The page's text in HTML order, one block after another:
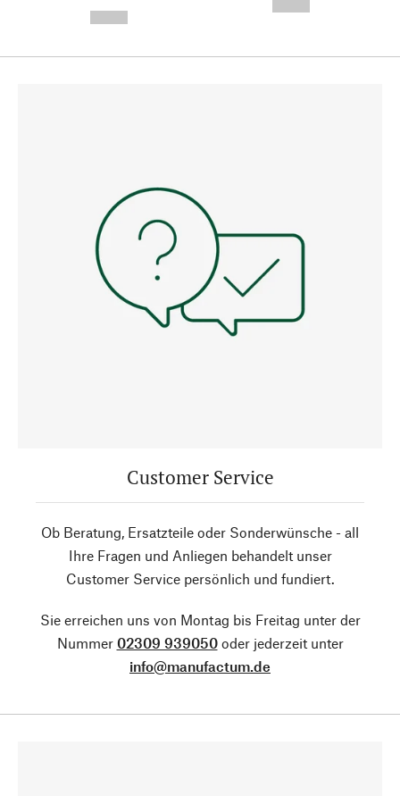
Customer Service
Ob Beratung, Ersatzteile oder Sonderwünsche - all
Ihre Fragen und Anliegen behandelt unser
Customer Service persönlich und fundiert.
Sie erreichen uns von Montag bis Freitag unter der
Nummer 02309 939050oder jederzeit unter
info@manufactum.de